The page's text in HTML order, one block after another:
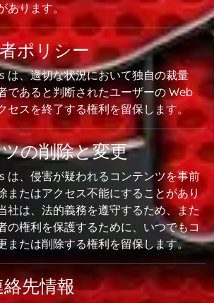
あります。
ポリシー
は、適切な状況において独自の裁量
であると判断されたユーザーの Web
セスを終了する権利を留保します。
の削除と変更
は、侵害が疑われるコンテンツを事前
またはアクセス不能にすることがあり
社は、法的義務を遵守するため、また
の権利を保護するために、いつでもコ
または削除する権利を留保します。
先情報